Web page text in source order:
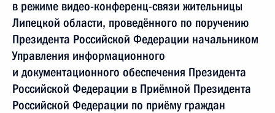
в режиме видео-конференц-связи жительницы
Липецкой области, проведённого по поручению
Президента Российской Федерации начальником
Управления информационного
и документационного обеспечения Президента
Российской Федерации в Приёмной Президента
Российской Федерации по приёму граждан